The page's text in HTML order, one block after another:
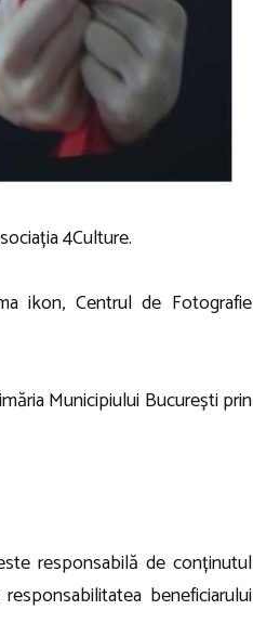
4Culture.
ikon, Centrul de Fotografie
Municipiului București prin
responsabilă de conținutul
beneficiarului